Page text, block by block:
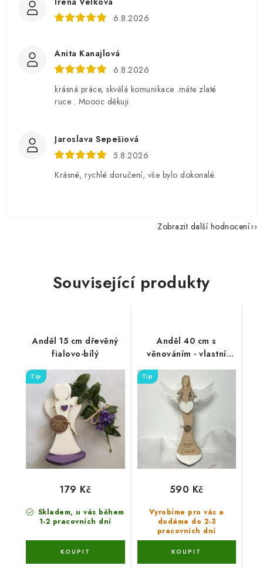
6.8.2026
Anita Kanajlová
6.8.2026
krásná práce, skvělá komunikace .máte zlaté
ruce . Moooc děkuji
Jaroslava Sepešiová
5.8.2026
Krásné, rychlé doručení, vše bylo dokonalé.
Zobrazit další hodnocení
Související produkty
Anděl 15 cm dřevěný
fialovo-bílý
Tip
Skladem, u vás během
1-2 pracovních dní
179 Kč
Anděl 40 cm s
věnováním - vlastní
jméno
Tip
Vyrobíme pro vás a
dodáme do 2-3
pracovních dní
590 Kč